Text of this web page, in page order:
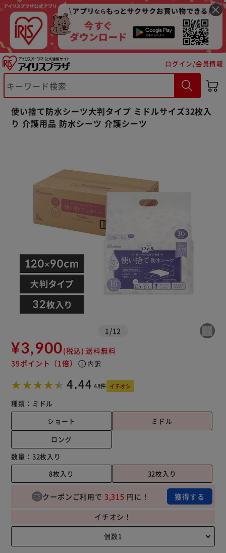
ログイン/会員情報
使い捨て防水シーツ大判タイプ ミドルサイズ32枚入
り 介護用品 防水シーツ 介護シーツ
1 /12
¥3,900(税込) 送料無料
39ポイント （1倍） info 内訳
4.44 48件 イチオシ
種類： ミドル
ショート
ミドル
ロング
数量： 32枚入り
8枚入り
32枚入り
クーポンご利用で 3,315 円に！ 獲得する
イチオシ！
※ご確認ください
カートに入れる 購入手続きへ